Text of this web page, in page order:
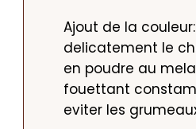
Ajout de la
delicatement le
en poudre au
fouettant
eviter les